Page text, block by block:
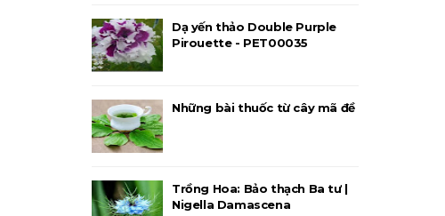
Dạ yến thảo Double Purple
Pirouette - PET00035
Những bài thuốc từ cây mã đề
Trồng Hoa: Bảo thạch Ba tư |
Nigella Damascena